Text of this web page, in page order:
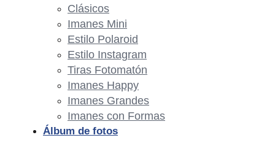
Clásicos
Imanes Mini
Estilo Polaroid
Estilo Instagram
Tiras Fotomatón
Imanes Happy
Imanes Grandes
Imanes con Formas
Álbum de fotos